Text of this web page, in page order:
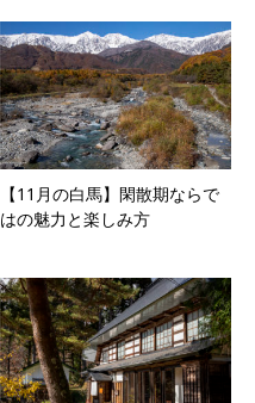
【11月の白馬】閑散期ならで
はの魅力と楽しみ方